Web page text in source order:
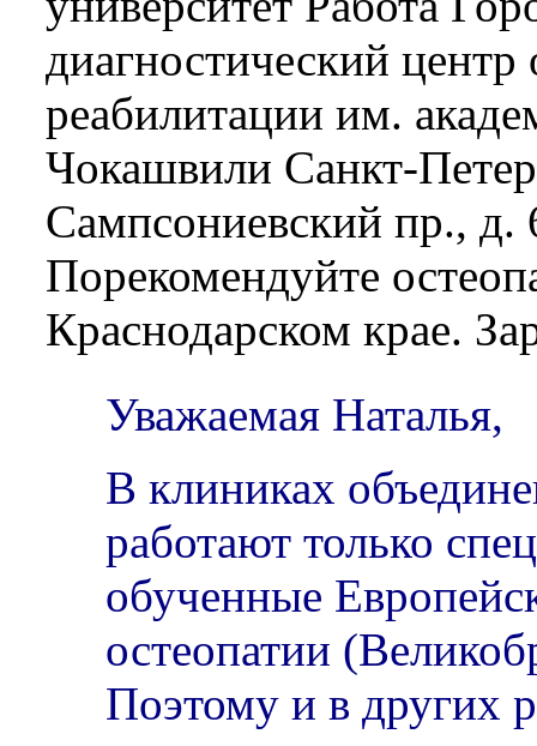
диагностический центр
реабилитации им.
Чокашвили Санкт-
Сампсониевский пр., д.
Порекомендуйте
Краснодарском крае.
Уважаемая Наталья,
В клиниках
работают только
обученные
остеопатии
Поэтому и в других